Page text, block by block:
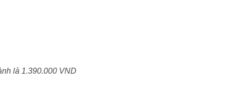
là 1.390.000 VND